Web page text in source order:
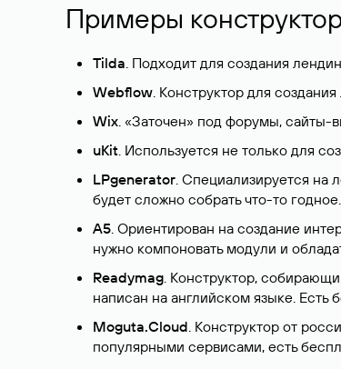
Примеры
Tilda. Подходит для создания
Webflow. Конструктор для
Wix. «Заточен» под форумы, сайты-
uKit. Используется не только для
LPgenerator. Специализируется на
будет сложно собрать что-то годное.
А5. Ориентирован на создание
нужно компоновать модули и
Readymag. Конструктор,
написан на английском языке. Есть
Moguta.Cloud. Конструктор от
популярными сервисами, есть